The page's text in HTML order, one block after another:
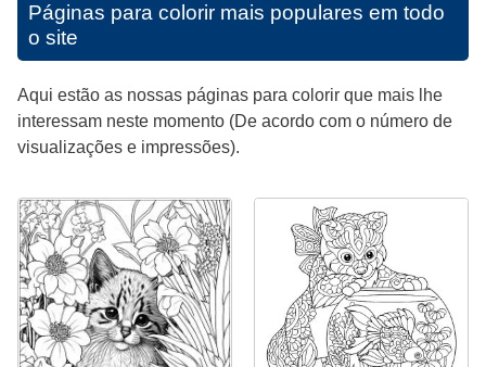
Páginas para colorir mais populares em todo
o site
Aqui estão as nossas páginas para colorir que mais lhe
interessam neste momento (De acordo com o número de
visualizações e impressões).